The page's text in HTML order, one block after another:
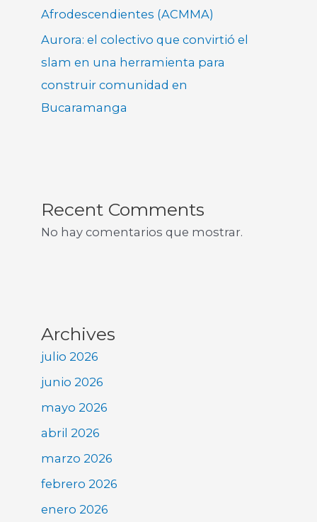
Afrodescendientes (ACMMA)
Aurora: el colectivo que convirtió el
slam en una herramienta para
construir comunidad en
Bucaramanga
Recent Comments
No hay comentarios que mostrar.
Archives
julio 2026
junio 2026
mayo 2026
abril 2026
marzo 2026
febrero 2026
enero 2026